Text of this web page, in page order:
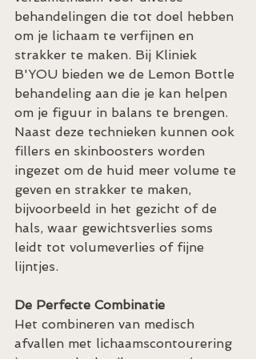
behandelingen die tot doel hebben
om je lichaam te verfijnen en
strakker te maken. Bij Kliniek
B'YOU bieden we de Lemon Bottle
behandeling aan die je kan helpen
om je figuur in balans te brengen.
Naast deze technieken kunnen ook
fillers en skinboosters worden
ingezet om de huid meer volume te
geven en strakker te maken,
bijvoorbeeld in het gezicht of de
hals, waar gewichtsverlies soms
leidt tot volumeverlies of fijne
lijntjes.
De Perfecte Combinatie
Het combineren van medisch
afvallen met lichaamscontourering